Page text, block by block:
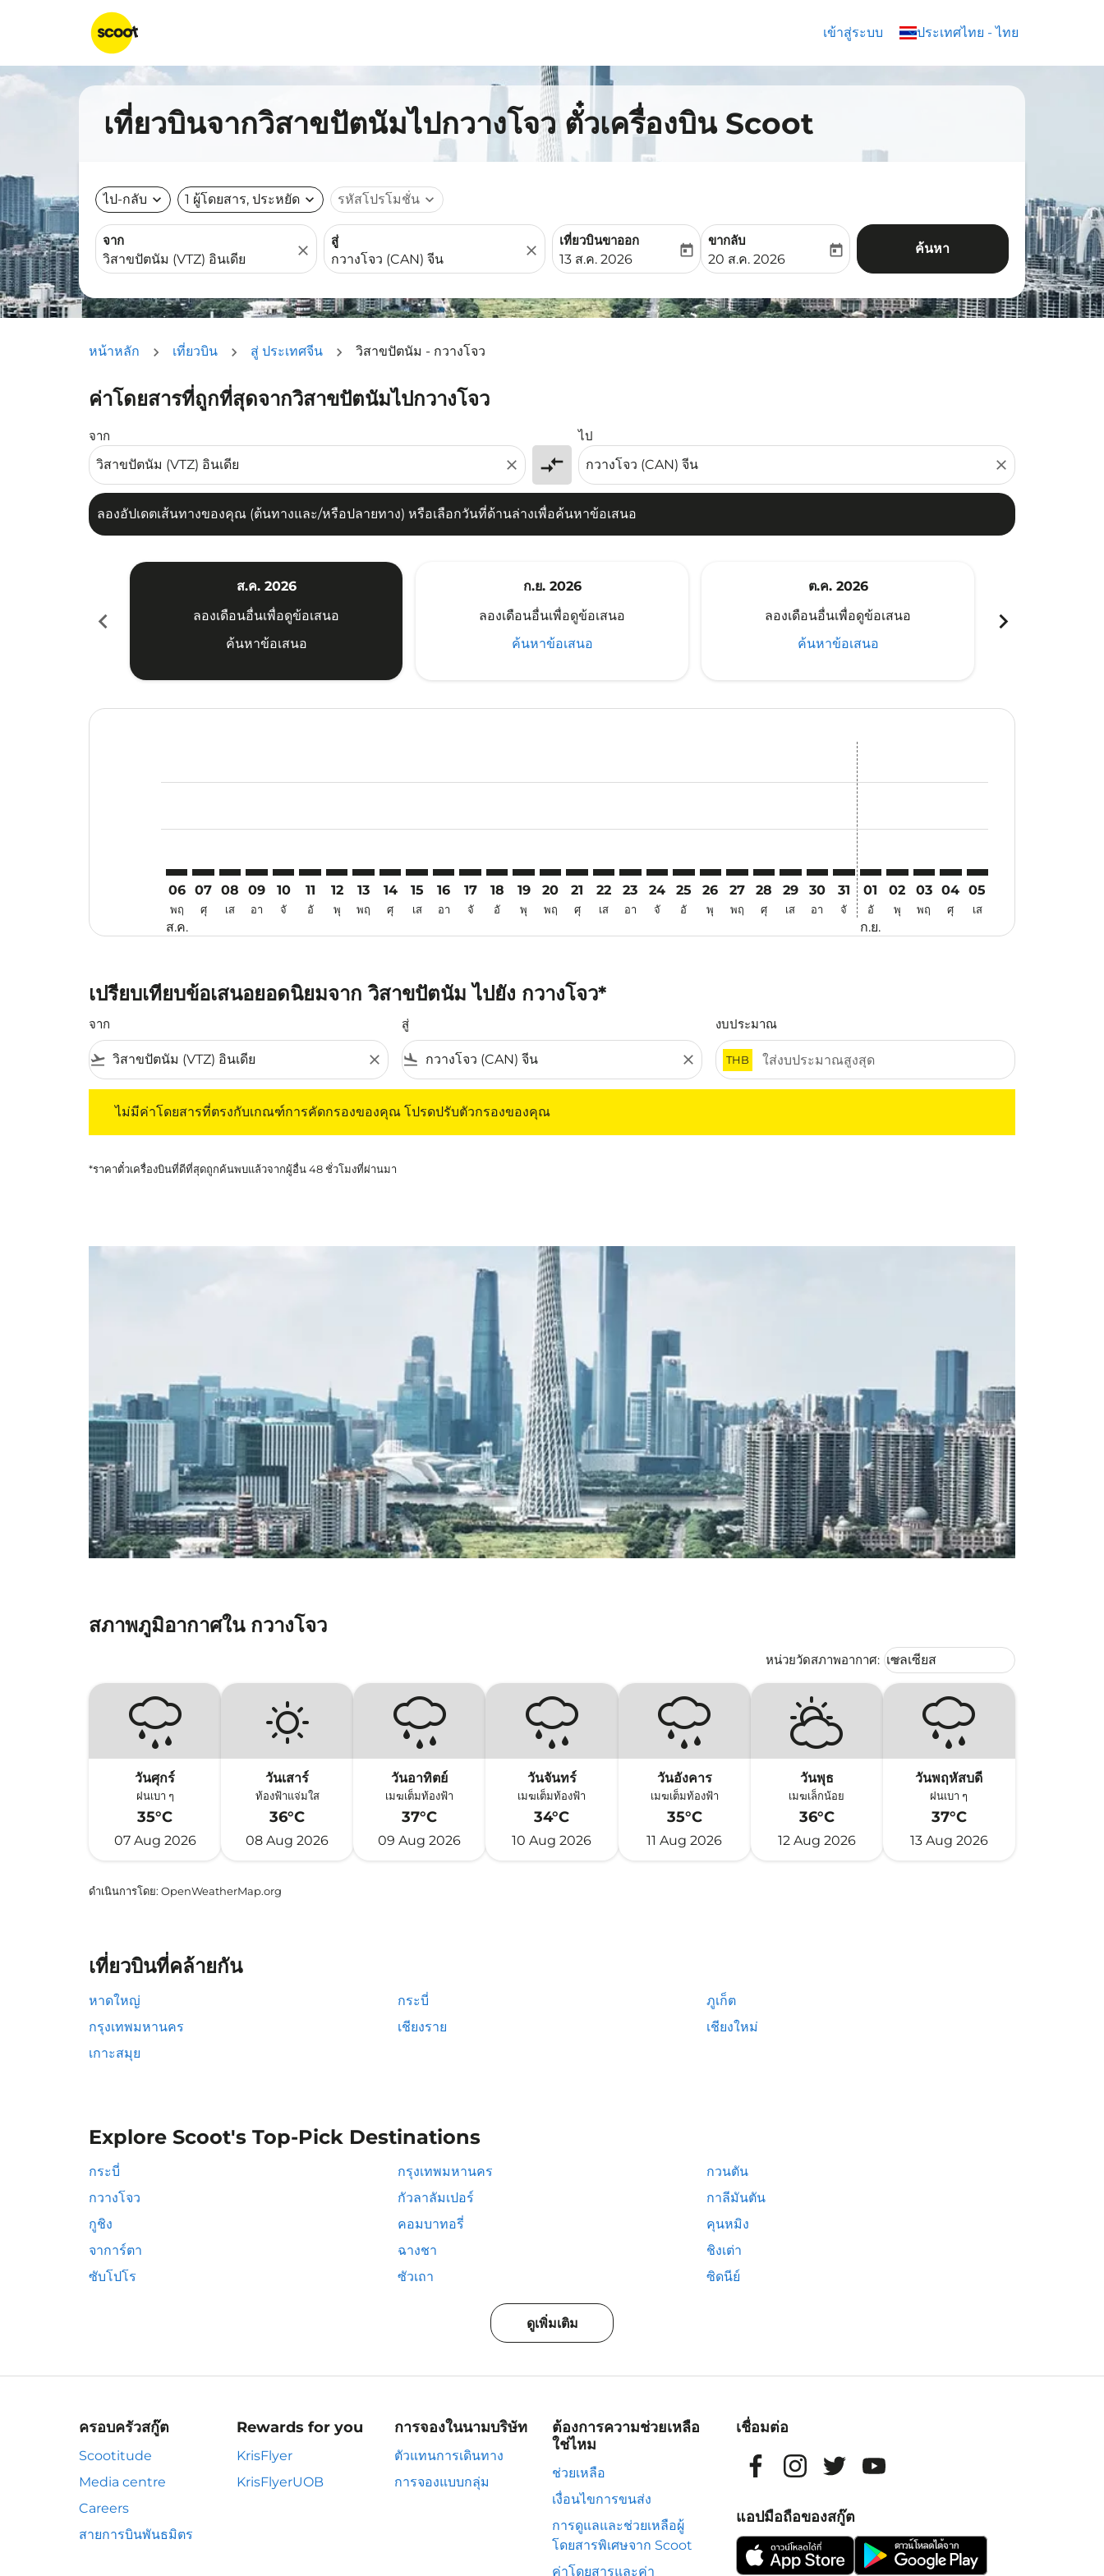
เข้าสู่ระบบ ประเทศไทย - ไทย
keyboard_arrow_down
เที่ยวบินจากวิสาขปัตนัมไปกวางโจว ตั๋วเครื่องบิน Scoot
ไป-กลับ expand_more 1 ผู้โดยสาร, ประหยัด expand_more รหัสโปรโมชั่น expand_more
จาก
close
สู่
close
เที่ยวบินขาออก
fc-booking-departure-date-aria-label
13 ส.ค. 2026
today
ขากลับ
fc-booking-return-date-aria-label
20 ส.ค. 2026
today ค้นหา
หน้าหลัก เที่ยวบิน สู่ ประเทศจีน วิสาขปัตนัม - กวางโจว
ค่าโดยสารที่ถูกที่สุดจากวิสาขปัตนัมไปกวางโจว
จาก
close compare_arrows
ไป
close
ลองอัปเดตเส้นทางของคุณ (ต้นทางและ/หรือปลายทาง) หรือเลือกวันที่ด้านล่างเพื่อค้นหาข้อเสนอ
ลองอัปเดตเส้นทางของคุณ (ต้นทางและ/หรือปลายทาง) หรือเลือกวันที่ด้านล่างเพื่อค้นหาข้อเสนอ
chevron_left
ส.ค. 2026
ลองเดือนอื่นเพื่อดูข้อเสนอ
ค้นหาข้อเสนอ
ก.ย. 2026
ลองเดือนอื่นเพื่อดูข้อเสนอ
ค้นหาข้อเสนอ
ต.ค. 2026
ลองเดือนอื่นเพื่อดูข้อเสนอ
ค้นหาข้อเสนอ
chevron_right
06
พฤ
ส.ค.
07
ศุ
08
เส
09
อา
10
จั
11
อั
12
พุ
13
พฤ
14
ศุ
15
เส
16
อา
17
จั
18
อั
19
พุ
20
พฤ
VTZ–CAN: cmp-view-offers-disclaimer. ค้นหาข้อเสนอ
21
ศุ
VTZ–CAN: cmp-view-offers-disclaimer. ค้นหาข้อเสนอ
22
เส
VTZ–CAN: cmp-view-offers-disclaimer. ค้นหาข้อเสนอ
23
อา
VTZ–CAN: cmp-view-offers-disclaimer. ค้นหาข้อเสนอ
24
จั
VTZ–CAN: cmp-view-offers-disclaimer. ค้นหาข้อเสนอ
25
อั
VTZ–CAN: cmp-view-offers-disclaimer. ค้นหาข้อเสนอ
26
พุ
VTZ–CAN: cmp-view-offers-disclaimer. ค้นหาข้อเสนอ
27
พฤ
VTZ–CAN: cmp-view-offers-disclaimer. ค้นหาข้อเสนอ
28
ศุ
VTZ–CAN: cmp-view-offers-disclaimer. ค้นหาข้อเสนอ
29
เส
VTZ–CAN: cmp-view-offers-disclaimer. ค้นหาข้อเ
30
อา
VTZ–CAN: cmp-view-offers-disclaimer. ค้นห
31
จั
01
อั
ก.ย.
02
พุ
03
พฤ
04
ศุ
05
เส
เปรียบเทียบข้อเสนอยอดนิยมจาก วิสาขปัตนัม ไปยัง กวางโจว*
จาก
flight_takeoff close
สู่
flight_land close
งบประมาณ
THB
ไม่มีค่าโดยสารที่ตรงกับเกณฑ์การคัดกรองของคุณ โปรดปรับตัวกรองของคุณ
*ราคาตั๋วเครื่องบินที่ดีที่สุดถูกค้นพบแล้วจากผู้อื่น 48 ชั่วโมงที่ผ่านมา
สภาพภูมิอากาศใน กวางโจว
หน่วยวัดสภาพอากาศ: Weather unit option เซลเซียส
เซลเซียส
keyboard_arrow_down
วันศุกร์
ฝนเบา ๆ
35°C
07 Aug 2026
วันเสาร์
ท้องฟ้าแจ่มใส
36°C
08 Aug 2026
วันอาทิตย์
เมฆเต็มท้องฟ้า
37°C
09 Aug 2026
วันจันทร์
เมฆเต็มท้องฟ้า
34°C
10 Aug 2026
วันอังคาร
เมฆเต็มท้องฟ้า
35°C
11 Aug 2026
วันพุธ
เมฆเล็กน้อย
36°C
12 Aug 2026
วันพฤหัสบดี
ฝนเบา ๆ
37°C
13 Aug 2026
ดำเนินการโดย: OpenWeatherMap.org
เที่ยวบินที่คล้ายกัน
หาดใหญ่ กระบี่
ภูเก็ต
กรุงเทพมหานคร
เชียงราย
เชียงใหม่
เกาะสมุย
Explore Scoot's Top-Pick Destinations
กระบี่ กรุงเทพมหานคร
กวนตัน
กวางโจว
กัวลาลัมเปอร์
กาลีมันตัน
กูชิง
คอมบาทอรี่
คุนหมิง
จาการ์ตา
ฉางชา
ชิงเต่า
ซับโปโร
ซัวเถา ซิดนีย์
ดูเพิ่มเติม
ครอบครัวสกู๊ต
Scootitude
Media centre
Careers
สายการบินพันธมิตร
Rewards for you
KrisFlyer
KrisFlyerUOB
การจองในนามบริษัท
ตัวแทนการเดินทาง
การจองแบบกลุ่ม
ต้องการความช่วยเหลือ
ใช่ไหม
ช่วยเหลือ
เงื่อนไขการขนส่ง
การดูแลและช่วยเหลือผู้
โดยสารพิเศษจาก Scoot
ค่าโดยสารและค่า
เชื่อมต่อ
แอปมือถือของสกู๊ต